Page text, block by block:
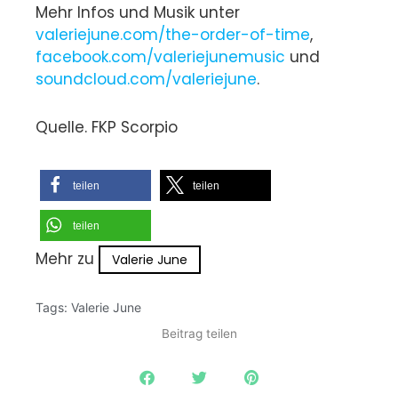
Mehr Infos und Musik unter
valeriejune.com/the-order-of-time,
facebook.com/valeriejunemusic und
soundcloud.com/valeriejune.
Quelle. FKP Scorpio
teilen teilen
teilen
Mehr zu Valerie June
Tags: Valerie June
Beitrag teilen